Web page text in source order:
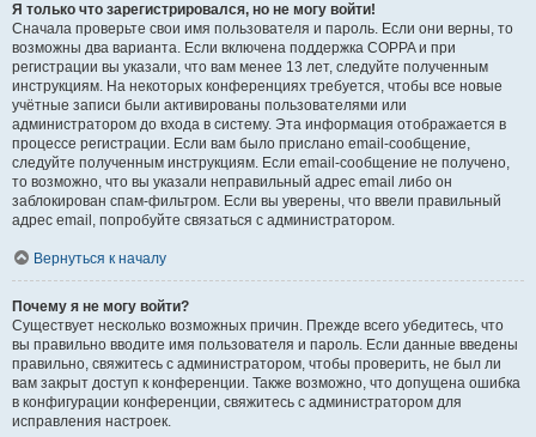
Я только что зарегистрировался, но не могу войти!
Сначала проверьте свои имя пользователя и пароль. Если они верны, то
возможны два варианта. Если включена поддержка COPPA и при
регистрации вы указали, что вам менее 13 лет, следуйте полученным
инструкциям. На некоторых конференциях требуется, чтобы все новые
учётные записи были активированы пользователями или
администратором до входа в систему. Эта информация отображается в
процессе регистрации. Если вам было прислано email-сообщение,
следуйте полученным инструкциям. Если email-сообщение не получено,
то возможно, что вы указали неправильный адрес email либо он
заблокирован спам-фильтром. Если вы уверены, что ввели правильный
адрес email, попробуйте связаться с администратором.
Вернуться к началу
Почему я не могу войти?
Существует несколько возможных причин. Прежде всего убедитесь, что
вы правильно вводите имя пользователя и пароль. Если данные введены
правильно, свяжитесь с администратором, чтобы проверить, не был ли
вам закрыт доступ к конференции. Также возможно, что допущена ошибка
в конфигурации конференции, свяжитесь с администратором для
исправления настроек.